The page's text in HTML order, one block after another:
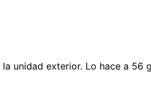
unidad exterior. Lo hace a 56